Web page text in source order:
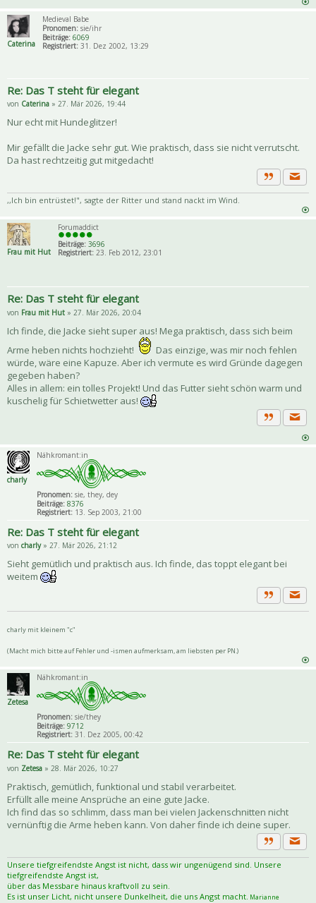
Caterina
Medieval Babe
Pronomen: sie/ihr
Beiträge: 6069
Registriert: 31. Dez 2002, 13:29
Re: Das T steht für elegant
von Caterina » 27. Mär 2026, 19:44
Nur echt mit Hundeglitzer!
Mir gefällt die Jacke sehr gut. Wie praktisch, dass sie nicht verrutscht.
Da hast rechtzeitig gut mitgedacht!
Zitat
,,Ich bin entrüstet!", sagte der Ritter und stand nackt im Wind.
Frau mit Hut
Forumaddict
Beiträge: 3696
Registriert: 23. Feb 2012, 23:01
Re: Das T steht für elegant
von Frau mit Hut » 27. Mär 2026, 20:04
Ich finde, die Jacke sieht super aus! Mega praktisch, dass sich beim
Arme heben nichts hochzieht!
Das einzige, was mir noch fehlen
würde, wäre eine Kapuze. Aber ich vermute es wird Gründe dagegen
gegeben haben?
Alles in allem: ein tolles Projekt! Und das Futter sieht schön warm und
kuschelig für Schietwetter aus!
Zitat
charly
Nähkromant:in
Pronomen: sie, they, dey
Beiträge: 8376
Registriert: 13. Sep 2003, 21:00
Re: Das T steht für elegant
von charly» 27. Mär 2026, 21:12
Sieht gemütlich und praktisch aus. Ich finde, das toppt elegant bei
weitem
Zitat
charly mit kleinem "c"
(Macht mich bitte auf Fehler und -ismen aufmerksam, am liebsten per PN.)
Zetesa
Nähkromant:in
Pronomen: sie/they
Beiträge: 9712
Registriert: 31. Dez 2005, 00:42
Re: Das T steht für elegant
von Zetesa » 28. Mär 2026, 10:27
Praktisch, gemütlich, funktional und stabil verarbeitet.
Erfüllt alle meine Ansprüche an eine gute Jacke.
Ich find das so schlimm, dass man bei vielen Jackenschnitten nicht
vernünftig die Arme heben kann. Von daher finde ich deine super.
Zitat
Unsere tiefgreifendste Angst ist nicht, dass wir ungenügend sind. Unsere
tiefgreifendste Angst ist,
über das Messbare hinaus kraftvoll zu sein.
Es ist unser Licht, nicht unsere Dunkelheit, die uns Angst macht. Marianne